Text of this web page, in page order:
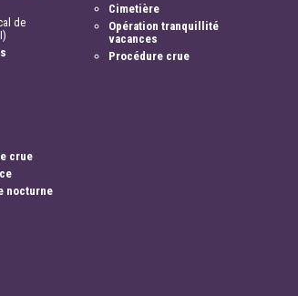
de
crue
nocturne
Cimetière
Opération tranquillité
vacances
Procédure crue